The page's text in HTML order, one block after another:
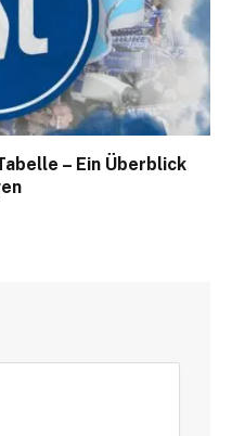
– Ein Überblick